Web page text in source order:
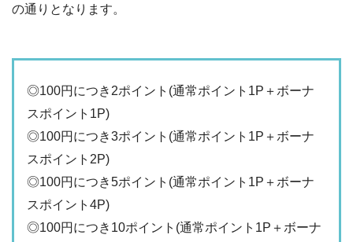
の通りとなります。
◎100円につき2ポイント(通常ポイント1P＋ボーナ
スポイント1P)
◎100円につき3ポイント(通常ポイント1P＋ボーナ
スポイント2P)
◎100円につき5ポイント(通常ポイント1P＋ボーナ
スポイント4P)
◎100円につき10ポイント(通常ポイント1P＋ボーナ